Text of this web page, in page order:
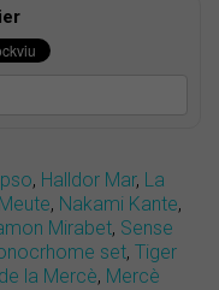
, Halldor Mar, La
Meute, Nakami Kante,
Mirabet, Sense
set, Tiger
la Mercè, Mercè